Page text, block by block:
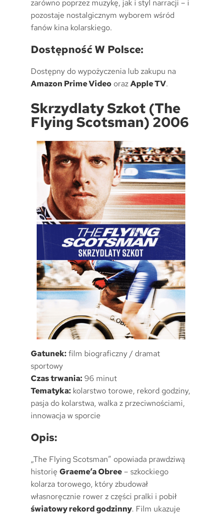
zarówno poprzez muzykę, jak i styl narracji – i
pozostaje nostalgicznym wyborem wśród
fanów kina kolarskiego.
Dostępność W Polsce:
Dostępny do wypożyczenia lub zakupu na
Amazon Prime Video orazApple TV.
Skrzydlaty Szkot (The
Flying Scotsman) 2006
Gatunek:film biograficzny / dramat
sportowy
Czas trwania:96 minut
Tematyka: kolarstwo torowe, rekord godziny,
pasja do kolarstwa, walka z przeciwnościami,
innowacja w sporcie
Opis:
„The Flying Scotsman” opowiada prawdziwą
historię Graeme’a Obree – szkockiego
kolarza torowego, który zbudował
własnoręcznie rower z części pralki i pobił
światowy rekord godzinny. Film ukazuje